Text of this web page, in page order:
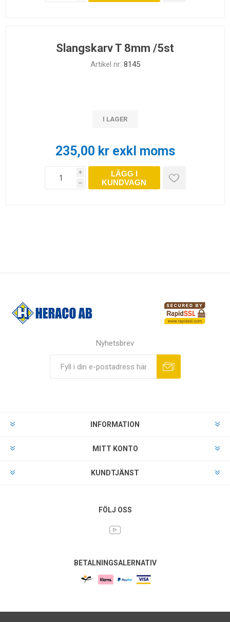
Slangskarv T 8mm /5st
Artikel nr: 8145
I LAGER
235,00 kr exkl moms
i
h
LÄGG I
KUNDVAGN
Nyhetsbrev
INFORMATION
MITT KONTO
KUNDTJÄNST
FÖLJ OSS
BETALNINGSALERNATIV